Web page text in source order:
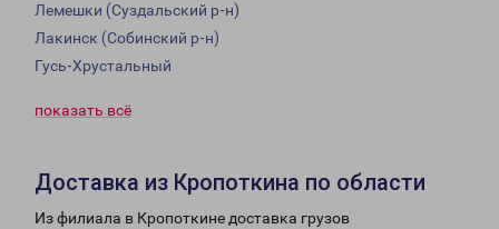
Лемешки (Суздальский р-н)
Лакинск (Собинский р-н)
Гусь-Хрустальный
показать всё
Доставка из Кропоткина по области
Из филиала в Кропоткине доставка грузов